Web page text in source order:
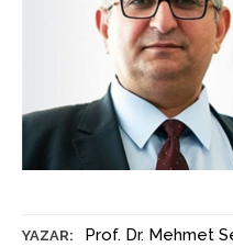
YAZAR: Prof. Dr. Mehmet